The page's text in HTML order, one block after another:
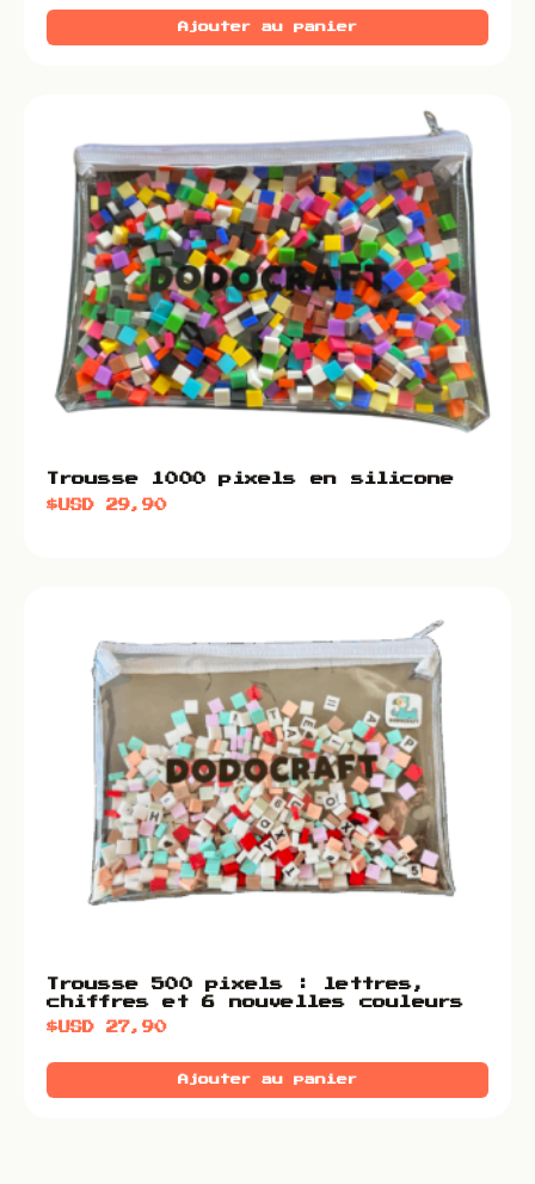
Ajouter au panier
Trousse 1000 pixels en silicone
$USD29,90
Trousse 500 pixels : lettres,
chiffres et 6 nouvelles couleurs
$USD27,90
Ajouter au panier